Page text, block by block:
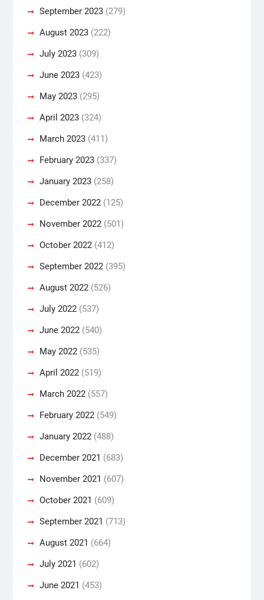
September 2023(279)
August 2023(222)
July 2023(309)
June 2023(423)
May 2023(295)
April 2023(324)
March 2023(411)
February 2023(337)
January 2023(258)
December 2022(125)
November 2022(501)
October 2022(412)
September 2022(395)
August 2022(526)
July 2022(537)
June 2022(540)
May 2022(535)
April 2022(519)
March 2022(557)
February 2022(549)
January 2022(488)
December 2021 (683)
November 2021 (607)
October 2021 (609)
September 2021 (713)
August 2021 (664)
July 2021 (602)
June 2021 (453)